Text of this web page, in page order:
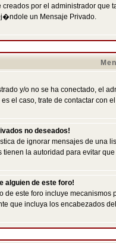
creados por el administrador
un Mensaje Privado.
y/o no se ha conectado, el
el caso, trate de contactar con
no deseados!
de ignorar mensajes de una
tienen la autoridad para evitar
alguien de este foro!
de este foro incluye
que incluya los encabezados